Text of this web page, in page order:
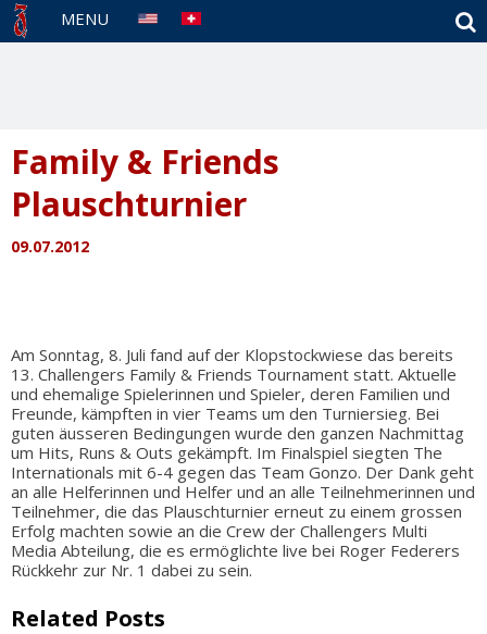
MENU
Family & Friends
Plauschturnier
09.07.2012
Am Sonntag, 8. Juli fand auf der Klopstockwiese das bereits
13. Challengers Family & Friends Tournament statt. Aktuelle
und ehemalige Spielerinnen und Spieler, deren Familien und
Freunde, kämpften in vier Teams um den Turniersieg. Bei
guten äusseren Bedingungen wurde den ganzen Nachmittag
um Hits, Runs & Outs gekämpft. Im Finalspiel siegten The
Internationals mit 6-4 gegen das Team Gonzo. Der Dank geht
an alle Helferinnen und Helfer und an alle Teilnehmerinnen und
Teilnehmer, die das Plauschturnier erneut zu einem grossen
Erfolg machten sowie an die Crew der Challengers Multi
Media Abteilung, die es ermöglichte live bei Roger Federers
Rückkehr zur Nr. 1 dabei zu sein.
Related Posts